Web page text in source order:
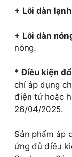
+ Lỗi dàn
+ Lỗi dàn
nóng.
* Điều kiện
chỉ áp dụng
điện tử hoặc
26/04/2025.
Sản phẩm áp
ứng đủ điều